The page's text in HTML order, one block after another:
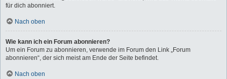
für dich abonniert.
Nach oben
Wie kann ich ein Forum abonnieren?
Um ein Forum zu abonnieren, verwende im Forum den Link „Forum
abonnieren“, der sich meist am Ende der Seite befindet.
Nach oben